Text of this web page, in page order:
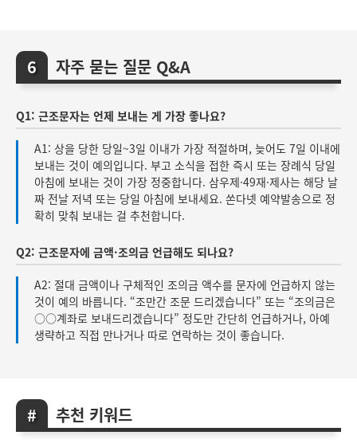
자주 묻는 질문 Q&A
Q1: 근조문자는 언제 보내는 게 가장 좋나요?
A1: 상을 당한 당일~3일 이내가 가장 적절하며, 늦어도 7일 이내에
보내는 것이 예의입니다. 부고 소식을 접한 즉시 또는 장례식 당일
아침에 보내는 것이 가장 정중합니다. 삼우제·49재·제사는 해당 날
짜 전날 저녁 또는 당일 아침에 보내세요. 쏜다넷 예약발송으로 정
확히 맞춰 보내는 걸 추천합니다.
Q2: 근조문자에 금액·조의금 언급해도 되나요?
A2: 절대 금액이나 구체적인 조의금 액수를 문자에 언급하지 않는
것이 예의 바릅니다. “조만간 조문 드리겠습니다” 또는 “조의금은
○○계좌로 보내드리겠습니다” 정도만 간단히 언급하거나, 아예
생략하고 직접 만나거나 따로 연락하는 것이 좋습니다.
추천 키워드